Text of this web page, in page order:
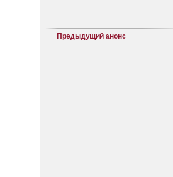
Предыдущий анонс